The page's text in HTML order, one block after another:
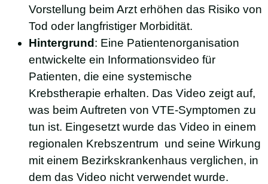
Vorstellung beim Arzt erhöhen das Risiko von
Tod oder langfristiger Morbidität.
Hintergrund : Eine Patientenorganisation
entwickelte ein Informationsvideo für
Patienten, die eine systemische
Krebstherapie erhalten. Das Video zeigt auf,
was beim Auftreten von VTE-Symptomen zu
tun ist. Eingesetzt wurde das Video in einem
regionalen Krebszentrum und seine Wirkung
mit einem Bezirkskrankenhaus verglichen, in
dem das Video nicht verwendet wurde.